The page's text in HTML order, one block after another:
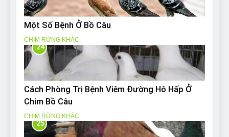
Một Số Bệnh Ở Bồ Câu
CHIM RỪNG KHÁC
24
Cách Phòng Trị Bệnh Viêm Đường Hô Hấp Ở
Chim Bồ Câu
CHIM RỪNG KHÁC
25